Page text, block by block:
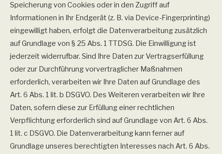
Speicherung von Cookies oder in den Zugriff auf
Informationen in Ihr Endgerät (z. B. via Device-Fingerprinting)
eingewilligt haben, erfolgt die Datenverarbeitung zusätzlich
auf Grundlage von § 25 Abs. 1 TTDSG. Die Einwilligung ist
jederzeit widerrufbar. Sind Ihre Daten zur Vertragserfüllung
oder zur Durchführung vorvertraglicher Maßnahmen
erforderlich, verarbeiten wir Ihre Daten auf Grundlage des
Art. 6 Abs. 1 lit. b DSGVO. Des Weiteren verarbeiten wir Ihre
Daten, sofern diese zur Erfüllung einer rechtlichen
Verpflichtung erforderlich sind auf Grundlage von Art. 6 Abs.
1 lit. c DSGVO. Die Datenverarbeitung kann ferner auf
Grundlage unseres berechtigten Interesses nach Art. 6 Abs.